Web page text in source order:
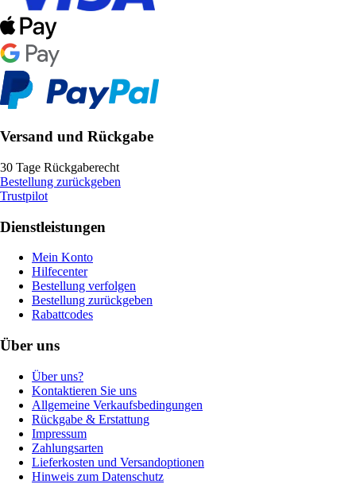
Versand und Rückgabe
30 Tage Rückgaberecht
Bestellung zurückgeben
Trustpilot
Dienstleistungen
Mein Konto
Hilfecenter
Bestellung verfolgen
Bestellung zurückgeben
Rabattcodes
Über uns
Über uns?
Kontaktieren Sie uns
Allgemeine Verkaufsbedingungen
Rückgabe & Erstattung
Impressum
Zahlungsarten
Lieferkosten und Versandoptionen
Hinweis zum Datenschutz